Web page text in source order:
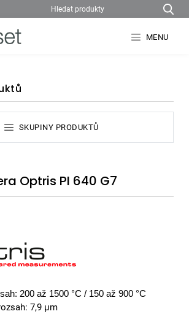
MENU
SKUPINY PRODUKTŮ
Optris PI 640 G7
200 až 1500 °C / 150 až 900 °C
7,9 µm